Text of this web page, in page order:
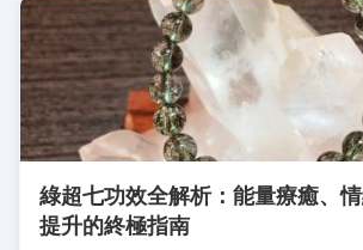
綠超七功效全解析：能量療癒、
提升的終極指南